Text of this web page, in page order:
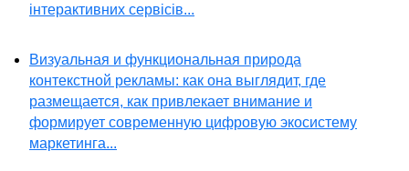
інтерактивних сервісів...
Визуальная и функциональная природа
контекстной рекламы: как она выглядит, где
размещается, как привлекает внимание и
формирует современную цифровую экосистему
маркетинга...